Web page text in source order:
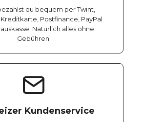
du bequem per Twint,
Postfinance, PayPal
Natürlich alles ohne
Gebühren.
Kundenservice